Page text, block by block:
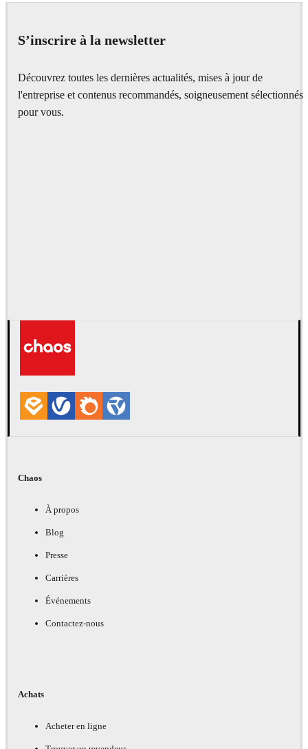
S’inscrire à la newsletter
Découvrez toutes les dernières actualités, mises à jour de
l'entreprise et contenus recommandés, soigneusement sélectionnés
pour vous.
Chaos
À propos
Blog
Presse
Carrières
Événements
Contactez-nous
Achats
Acheter en ligne